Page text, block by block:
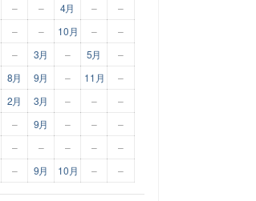
– – 4月 –
–
– – 10月 – –
– 3月 – 5月
–
8月 9月 – 11月 –
2月 3月 – –
–
– 9月 – – –
– – – –
–
– 9月 10月 – –